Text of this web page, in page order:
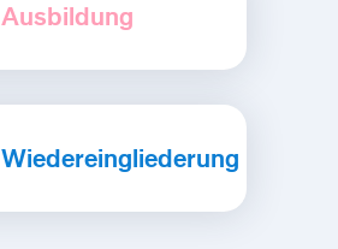
Ausbildung
Wiedereingliederung